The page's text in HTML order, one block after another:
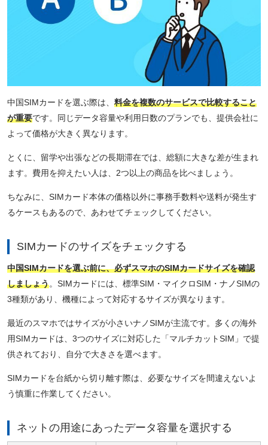
中国SIMカードを選ぶ際は、 料金を複数のサービスで比較すること
が重要です。同じデータ容量や利用日数のプランでも、提供会社に
よって価格が大きく異なります。
とくに、留学や出張などの長期滞在では、総額に大きな差が生まれ
ます。費用を抑えたい人は、2つ以上の商品を比べましょう。
ちなみに、SIMカード本体の価格以外に事務手数料や送料が発生す
るケースもあるので、あわせてチェックしてください。
SIMカードのサイズをチェックする
中国SIMカードを選ぶ前に、必ずスマホのSIMカードサイズを確認
しましょう。SIMカードには、標準SIM・マイクロSIM・ナノSIMの
3種類があり、機種によって対応するサイズが異なります。
最近のスマホではサイズが小さいナノSIMが主流です。多くの海外
用SIMカードは、3つのサイズに対応した「マルチカットSIM」で提
供されており、自分で大きさを選べます。
SIMカードを台紙から切り離す際は、必要なサイズを間違えないよ
う慎重に作業してください。
ネットの用途にあったデータ容量を選択する